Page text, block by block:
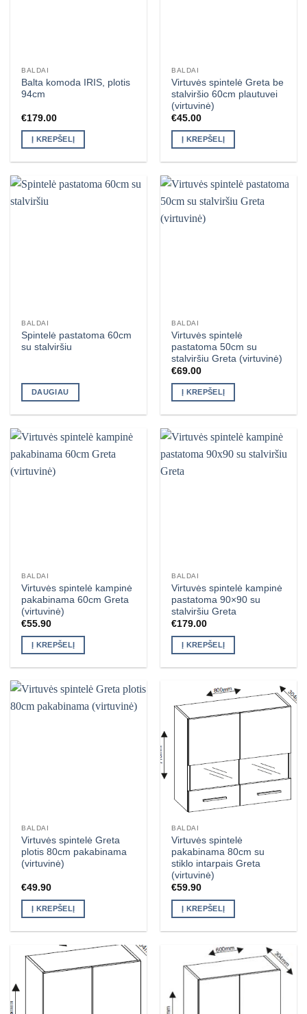
BALDAI
Balta komoda IRIS, plotis
94cm
€179.00
Į KREPŠELĮ
BALDAI
Virtuvės spintelė Greta be
stalviršio 60cm plautuvei
(virtuvinė)
€45.00
Į KREPŠELĮ
BALDAI
Spintelė pastatoma 60cm
su stalviršiu
DAUGIAU
BALDAI
Virtuvės spintelė
pastatoma 50cm su
stalviršiu Greta (virtuvinė)
€69.00
Į KREPŠELĮ
BALDAI
Virtuvės spintelė kampinė
pakabinama 60cm Greta
(virtuvinė)
€55.90
Į KREPŠELĮ
BALDAI
Virtuvės spintelė kampinė
pastatoma 90×90 su
stalviršiu Greta
€179.00
Į KREPŠELĮ
BALDAI
Virtuvės spintelė Greta
plotis 80cm pakabinama
(virtuvinė)
€49.90
Į KREPŠELĮ
BALDAI
Virtuvės spintelė
pakabinama 80cm su
stiklo intarpais Greta
(virtuvinė)
€59.90
Į KREPŠELĮ